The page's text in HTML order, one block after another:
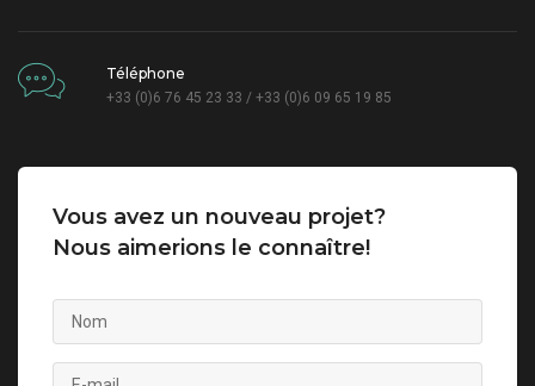
Téléphone
+33 (0)6 76 45 23 33 / +33 (0)6 09 65 19 85
Vous avez un nouveau projet?
Nous aimerions le connaître!